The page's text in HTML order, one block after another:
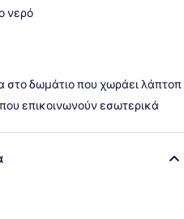
νερό
στο δωμάτιο που χωράει λάπτοπ
επικοινωνούν εσωτερικά